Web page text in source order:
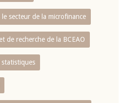
le secteur de la microfinance
de recherche de la BCEAO